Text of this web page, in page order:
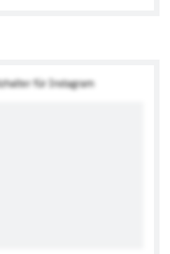
für Instagram